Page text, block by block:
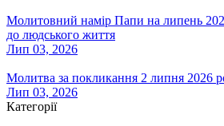
Молитовний намір Папи на липень
до людського життя
Лип 03, 2026
Молитва за покликання 2 липня 2026
Лип 03, 2026
Категорії